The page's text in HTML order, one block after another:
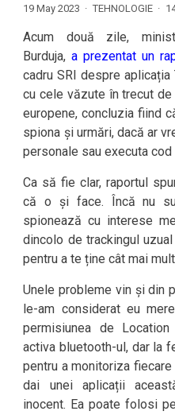
19 May 2023 · TEHNOLOGIE ·
Acum două zile,
Burduja,a prezentat un
cadru SRI despre
cu cele văzute în trecut
europene, concluzia fiind
spiona și urmări, dacă ar
personale sau executa
Ca să fie clar, raportul
că o și face. Încă nu
spionează cu interese
dincolo de trackingul
pentru a te ține cât mai
Unele probleme vin și din
le-am considerat eu
permisiunea de
activa bluetooth-ul, dar la
pentru a monitoriza
dai unei aplicații
inocent. Ea poate folosi